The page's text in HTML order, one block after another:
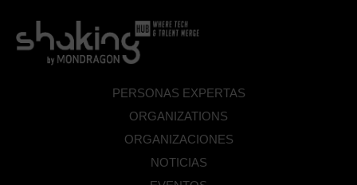
PERSONAS EXPERTAS
ORGANIZATIONS
ORGANIZACIONES
NOTICIAS